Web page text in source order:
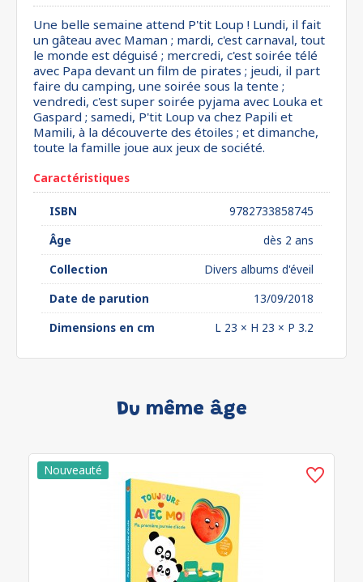
Une belle semaine attend P'tit Loup ! Lundi, il fait
un gâteau avec Maman ; mardi, c'est carnaval, tout
le monde est déguisé ; mercredi, c'est soirée télé
avec Papa devant un film de pirates ; jeudi, il part
faire du camping, une soirée sous la tente ;
vendredi, c'est super soirée pyjama avec Louka et
Gaspard ; samedi, P'tit Loup va chez Papili et
Mamili, à la découverte des étoiles ; et dimanche,
toute la famille joue aux jeux de société.
Caractéristiques
ISBN
9782733858745
Âge
dès 2 ans
Collection
Divers albums d'éveil
Date de parution
13/09/2018
Dimensions en cm
L 23 × H 23 × P 3.2
Du même âge